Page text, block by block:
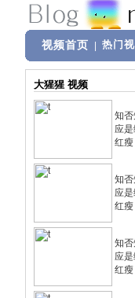
视频首页 热门
大猩猩 视频
知
应
红瘦
知
应
红瘦
知
应
红瘦